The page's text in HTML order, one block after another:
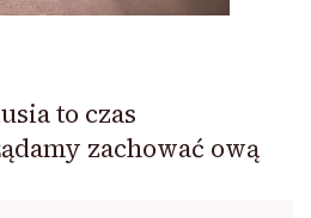
to czas
zachować ową